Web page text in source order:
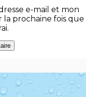
e-mail et mon
la prochaine fois que